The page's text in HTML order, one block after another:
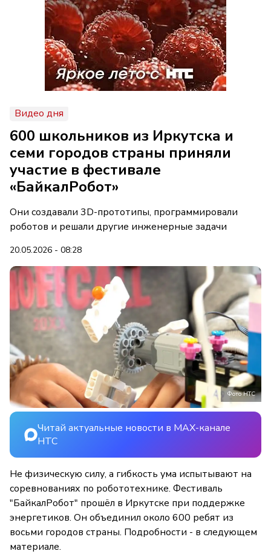
Видео дня
600 школьников из Иркутска и
семи городов страны приняли
участие в фестивале
«БайкалРобот»
Они создавали 3D-прототипы, программировали
роботов и решали другие инженерные задачи
20.05.2026 - 08:28
Фото НТС
Читай актуальные новости в MAX-канале
НТС
Не физическую силу, а гибкость ума испытывают на
соревнованиях по робототехнике. Фестиваль
"БайкалРобот" прошёл в Иркутске при поддержке
энергетиков. Он объединил около 600 ребят из
восьми городов страны. Подробности - в следующем
материале.